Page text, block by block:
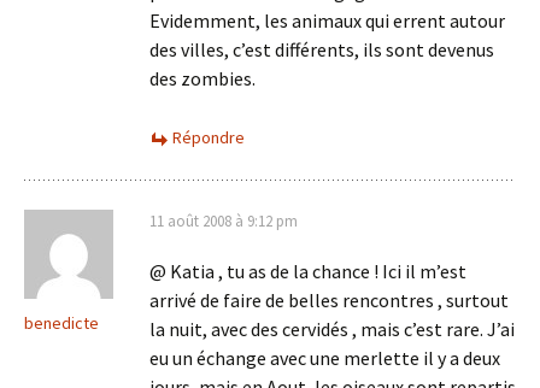
Evidemment, les animaux qui errent autour
des villes, c’est différents, ils sont devenus
des zombies.
Répondre
benedicte
11 août 2008 à 9:12 pm
@ Katia , tu as de la chance ! Ici il m’est
arrivé de faire de belles rencontres , surtout
la nuit, avec des cervidés , mais c’est rare. J’ai
eu un échange avec une merlette il y a deux